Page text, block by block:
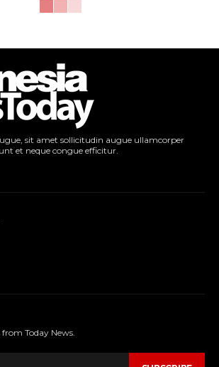
sit amet sollicitudin augue ullamcorper
et neque congue efficitur.
Today News.